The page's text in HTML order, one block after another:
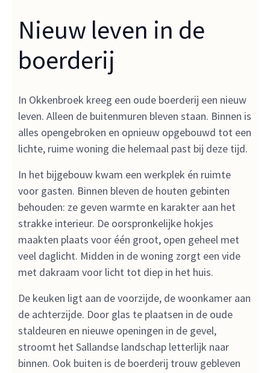
Nieuw leven in de
boerderij
In Okkenbroek kreeg een oude boerderij een nieuw
leven. Alleen de buitenmuren bleven staan. Binnen is
alles opengebroken en opnieuw opgebouwd tot een
lichte, ruime woning die helemaal past bij deze tijd.
In het bijgebouw kwam een werkplek én ruimte
voor gasten. Binnen bleven de houten gebinten
behouden: ze geven warmte en karakter aan het
strakke interieur. De oorspronkelijke hokjes
maakten plaats voor één groot, open geheel met
veel daglicht. Midden in de woning zorgt een vide
met dakraam voor licht tot diep in het huis.
De keuken ligt aan de voorzijde, de woonkamer aan
de achterzijde. Door glas te plaatsen in de oude
staldeuren en nieuwe openingen in de gevel,
stroomt het Sallandse landschap letterlijk naar
binnen. Ook buiten is de boerderij trouw gebleven